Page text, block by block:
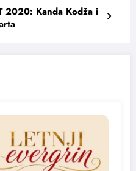
2020: Kanda Kodža i